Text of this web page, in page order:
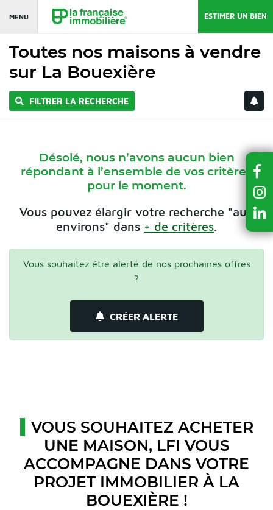
MENU ESTIMER UN BIEN
Toutes nos maisons à vendre
sur La Bouexière
FILTRER LA RECHERCHE
Désolé, nous n’avons aucun bien
répondant à l’ensemble de vos critères
pour le moment.
Vous pouvez élargir votre recherche "aux
environs" dans + de critères.
Vous souhaitez être alerté de nos prochaines offres
?
CRÉER ALERTE
VOUS SOUHAITEZ ACHETER
UNE MAISON, LFI VOUS
ACCOMPAGNE DANS VOTRE
PROJET IMMOBILIER À LA
BOUEXIÈRE !